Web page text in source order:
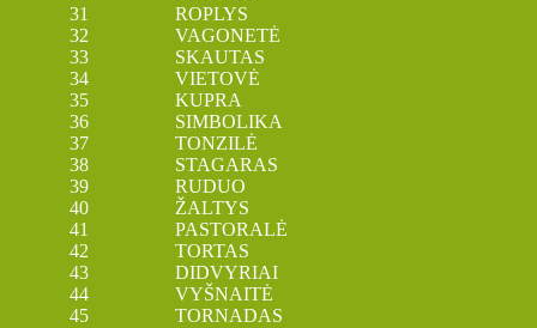
31 ROPLYS
32 VAGONETĖ
33 SKAUTAS
34 VIETOVĖ
35 KUPRA
36 SIMBOLIKA
37 TONZILĖ
38 STAGARAS
39 RUDUO
40 ŽALTYS
41 PASTORALĖ
42 TORTAS
43 DIDVYRIAI
44 VYŠNAITĖ
45 TORNADAS